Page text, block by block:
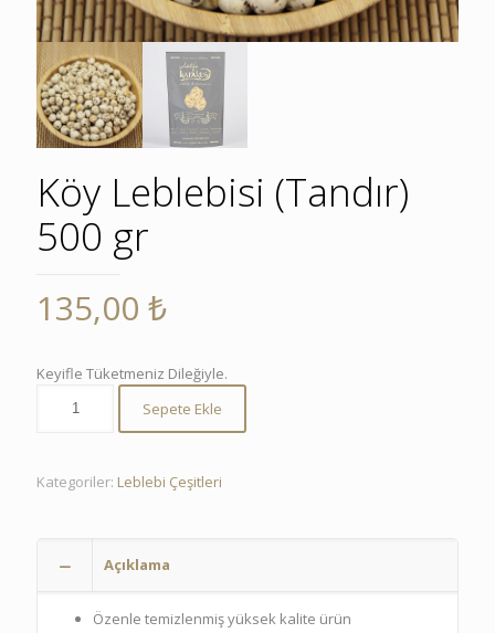
Köy Leblebisi (Tandır)
500 gr
135,00 ₺
Keyifle Tüketmeniz Dileğiyle.
Sepete Ekle
Kategoriler: Leblebi Çeşitleri
Açıklama
Özenle temizlenmiş yüksek kalite ürün